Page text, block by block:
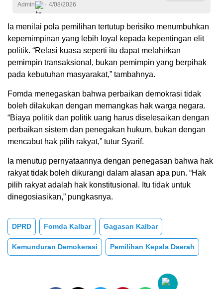
Admin 4/08/2026
Ia menilai pola pemilihan tertutup berisiko menumbuhkan
kepemimpinan yang lebih loyal kepada kepentingan elit
politik. “Relasi kuasa seperti itu dapat melahirkan
pemimpin transaksional, bukan pemimpin yang berpihak
pada kebutuhan masyarakat,” tambahnya.
Fomda menegaskan bahwa perbaikan demokrasi tidak
boleh dilakukan dengan memangkas hak warga negara.
“Biaya politik dan politik uang harus diselesaikan dengan
perbaikan sistem dan penegakan hukum, bukan dengan
mencabut hak pilih rakyat,” tutur Syarif.
Ia menutup pernyataannya dengan penegasan bahwa hak
rakyat tidak boleh dikurangi dalam alasan apa pun. “Hak
pilih rakyat adalah hak konstitusional. Itu tidak untuk
dinegosiasikan,” pungkasnya.
DPRD Fomda Kalbar Gagasan Kalbar
Kemunduran Demokerasi Pemilihan Kepala Daerah